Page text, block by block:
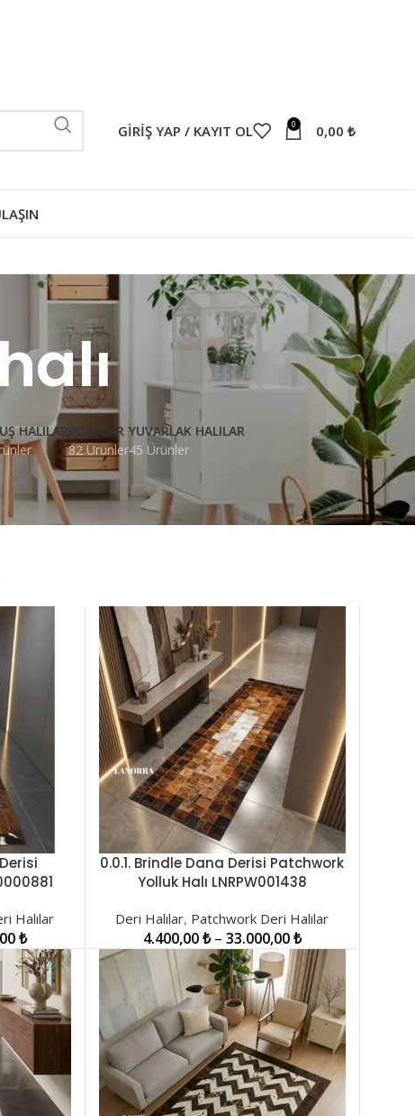
GIRIŞ YAP / KAYIT OL 0 0,00 ₺
HALILARPOSTLAR
82 Ürünler
YUVARLAK HALILAR
45 Ürünler
Halılar
₺
SEÇENEKLER
0.0.1. Brindle Dana Derisi Patchwork
Yolluk Halı LNRPW001438
Deri Halılar, Patchwork Deri Halılar
4.400,00₺ – 33.000,00₺